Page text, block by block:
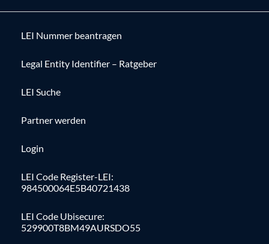
LEI Nummer beantragen
Legal Entity Identifier – Ratgeber
LEI Suche
Partner werden
Login
LEI Code Register-LEI:
984500064E5B40721438
LEI Code Ubisecure:
529900T8BM49AURSDO55